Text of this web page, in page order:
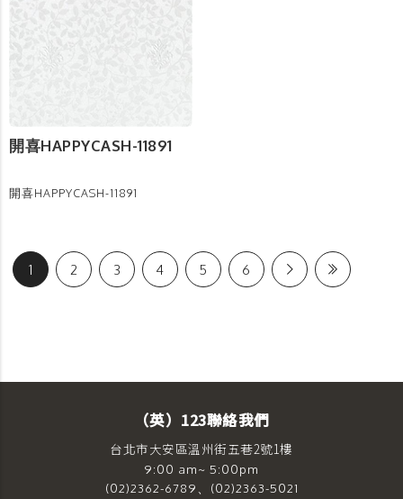
開喜HAPPYCASH-11891
開喜HAPPYCASH-11891
1 2 3 4 5 6
（英）123聯絡我們
台北市大安區溫州街五巷2號1樓
9:00 am~ 5:00pm
(02)2362-6789、(02)2363-5021